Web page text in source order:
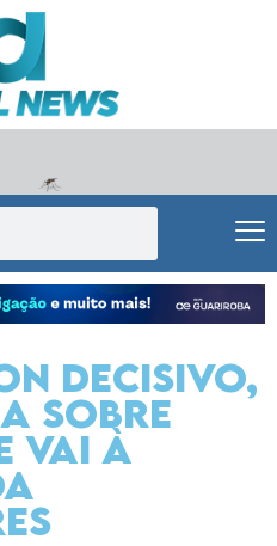
decisivo,
sobre
vai à